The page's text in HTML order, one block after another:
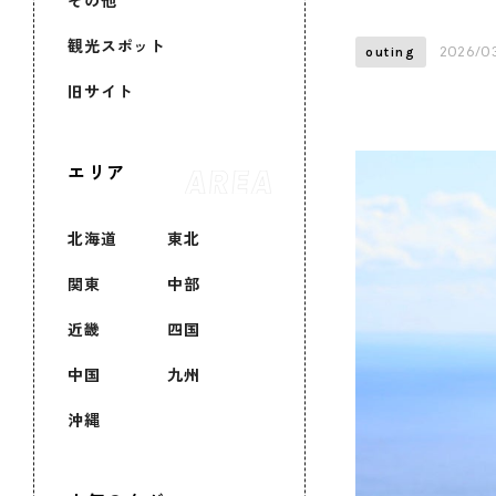
観光スポット
旧サイト
エリア
北海道 東北
関東 中部
近畿 四国
中国 九州
沖縄
outing 2026/